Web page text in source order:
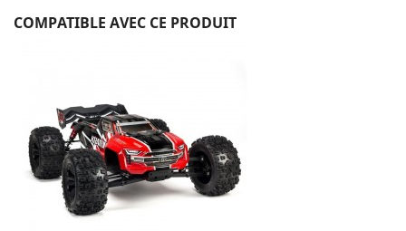
COMPATIBLE AVEC CE PRODUIT